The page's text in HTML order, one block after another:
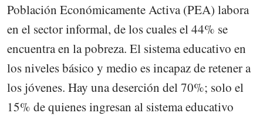
Población Económicamente Activa (PEA) labora
en el sector informal, de los cuales el 44% se
encuentra en la pobreza. El sistema educativo en
los niveles básico y medio es incapaz de retener a
los jóvenes. Hay una deserción del 70%; solo el
15% de quienes ingresan al sistema educativo